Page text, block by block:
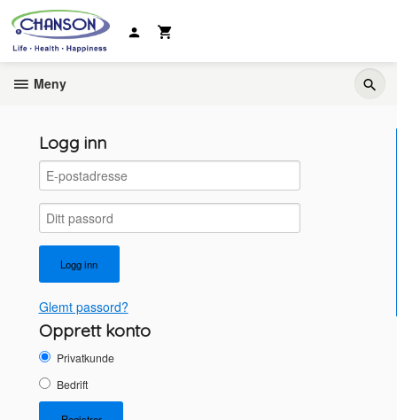
innholdet
Meny
Logg inn
Glemt passord?
Opprett konto
Privatkunde
Bedrift